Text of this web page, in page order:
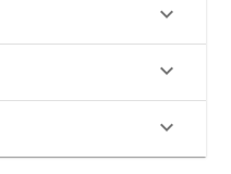
keyboard_arrow_down
keyboard_arrow_down
keyboard_arrow_down